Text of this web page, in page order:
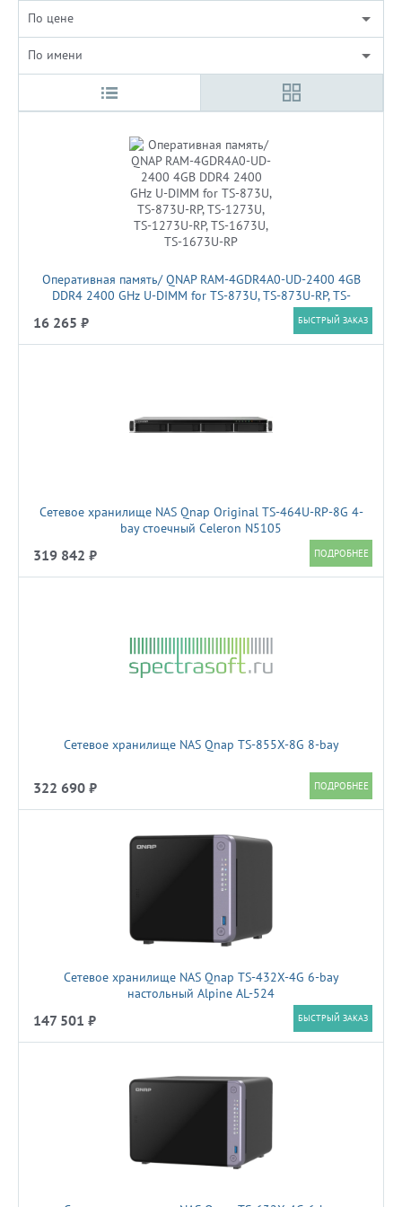
По цене
По имени
Оперативная память/ QNAP RAM-4GDR4A0-UD-2400 4GB
DDR4 2400 GHz U-DIMM for TS-873U, TS-873U-RP, TS-
1273U, TS-1273U-RP, TS-1673U, TS-1673U-RP
16 265 ₽ БЫСТРЫЙ ЗАКАЗ
Сетевое хранилище NAS Qnap Original TS-464U-RP-8G 4-
bay стоечный Celeron N5105
319 842 ₽
Сетевое хранилище NAS Qnap TS-855X-8G 8-bay
322 690 ₽
Сетевое хранилище NAS Qnap TS-432X-4G 6-bay
настольный Alpine AL-524
147 501 ₽ БЫСТРЫЙ ЗАКАЗ